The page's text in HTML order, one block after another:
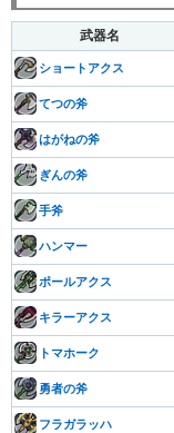
武器名
ショートアクス
てつの斧
はがねの斧
ぎんの斧
手斧
ハンマー
ポールアクス
キラーアクス
トマホーク
勇者の斧
フラガラッハ